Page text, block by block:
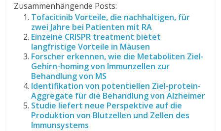
Zusammenhängende Posts:
Tofacitinib Vorteile, die nachhaltigen, für
zwei Jahre bei Patienten mit RA
Einzelne CRISPR treatment bietet
langfristige Vorteile in Mäusen
Forscher erkennen, wie die Metaboliten Ziel-
Gehirn-homing von Immunzellen zur
Behandlung von MS
Identifikation von potentiellen Ziel-protein-
Aggregate für die Behandlung von Alzheimer
Studie liefert neue Perspektive auf die
Produktion von Blutzellen und Zellen des
Immunsystems